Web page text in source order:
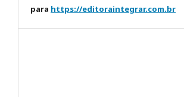
para https://editoraintegrar.com.br